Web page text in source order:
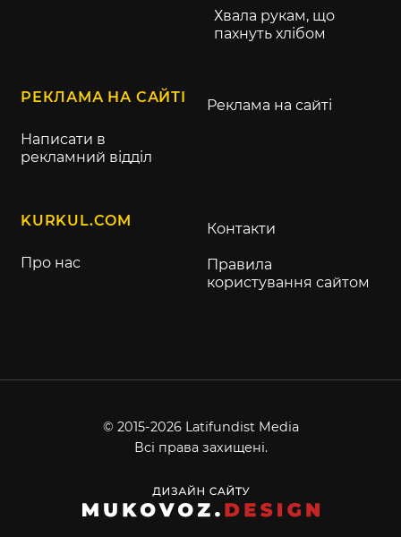
Хвала рукам, що
пахнуть хлібом
РЕКЛАМА НА САЙТІ
Написати в
рекламний відділ
Реклама на сайті
KURKUL.COM
Про нас
Контакти
Правила
користування сайтом
© 2015-2026 Latifundist Media
Всі права захищені.